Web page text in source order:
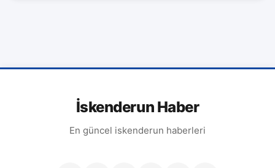
İskenderun Haber
En güncel iskenderun haberleri